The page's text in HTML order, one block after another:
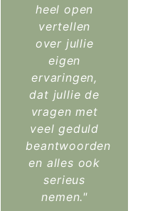
heel open
vertellen
over jullie
eigen
ervaringen,
dat jullie de
vragen met
veel geduld
beantwoorden
en alles ook
serieus
nemen."